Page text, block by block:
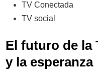
TV Conectada
TV social
El futuro de la
y la esperanza